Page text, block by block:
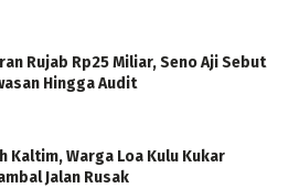
Rujab Rp25 Miliar, Seno Aji Sebut
Hingga Audit
Kaltim, Warga Loa Kulu Kukar
Jalan Rusak